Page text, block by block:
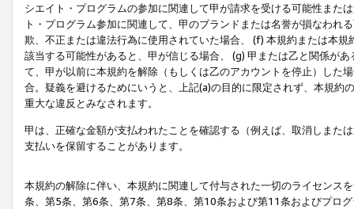
シエイト・プログラムの参加に関連して甲が請求を受ける可能性また
ト・プログラム参加に関連して、甲のブランドまたは名誉が損なわれ
欺、不正または違法行為に使用されていた場合、 (f) 本規約または本
該当する可能性があると、甲が信じる場合、 (g) 甲または乙と関係が
て、甲が以前に本規約を解除（もしくは乙のアカウントを停止）した
合。疑義を避けるためにいうと、上記(a)の目的に限定されず、本規
重大な違反とみなされます。
甲は、正確な金額が支払われたことを確認する（例えば、取消しまた
支払いを保留することがあります。
本規約の解除に伴い、本規約に関連して付与された一切のライセンス
条、第5条、第6条、第7条、第8条、第10条および第11条およびプロ